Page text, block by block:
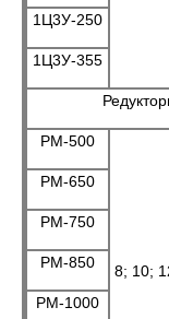
1Ц3У-250
1Ц3У-355
РМ-500
8; 10;
РМ-650
РМ-750
РМ-850
РМ-1000